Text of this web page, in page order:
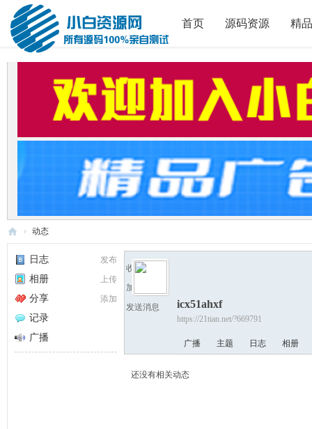
首页 源码资源 精
白
码
› 动态
发布
日志
上传
相册
添加
分享
记录
广播
收听TA
加为好友
发送消息
icx51ahxf
https://21tian.net/?669791
广播 主题 日志 相册
还没有相关动态